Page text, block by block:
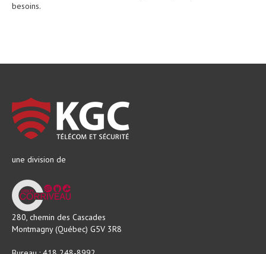
besoins.
une division de
280, chemin des Cascades
Montmagny (Québec) G5V 3R8